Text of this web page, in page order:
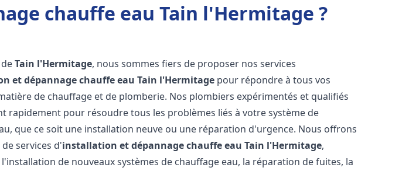
chauffe eau Tain l'Hermitage ?
deTain l'Hermitage, nous sommes fiers de proposer nos services
et dépannage chauffe eau Tain l'Hermitage pour répondre à tous vos
de chauffage et de plomberie. Nos plombiers expérimentés et qualifiés
rapidement pour résoudre tous les problèmes liés à votre système de
que ce soit une installation neuve ou une réparation d'urgence. Nous offrons
services d'installation et dépannage chauffe eau Tain l'Hermitage,
de nouveaux systèmes de chauffage eau, la réparation de fuites, la